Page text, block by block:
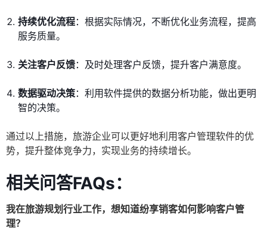
持续优化流程：根据实际情况，不断优化业务流程，提高
服务质量。
关注客户反馈：及时处理客户反馈，提升客户满意度。
数据驱动决策：利用软件提供的数据分析功能，做出更明
智的决策。
通过以上措施，旅游企业可以更好地利用客户管理软件的优
势，提升整体竞争力，实现业务的持续增长。
相关问答FAQs：
我在旅游规划行业工作，想知道纷享销客如何影响客户管
理？